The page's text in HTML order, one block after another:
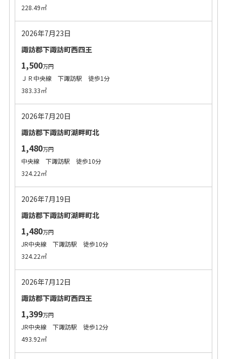
228.49㎡
2026年7月23日
諏訪郡下諏訪町西四王
1,500万円
ＪＲ中央線 下諏訪駅 徒歩1分
383.33㎡
2026年7月20日
諏訪郡下諏訪町湖畔町北
1,480万円
中央線 下諏訪駅 徒歩10分
324.22㎡
2026年7月19日
諏訪郡下諏訪町湖畔町北
1,480万円
JR中央線 下諏訪駅 徒歩10分
324.22㎡
2026年7月12日
諏訪郡下諏訪町西四王
1,399万円
JR中央線 下諏訪駅 徒歩12分
493.92㎡